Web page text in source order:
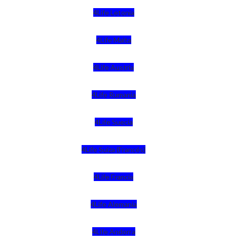
4Life Letonia
4Life Malta
4Life Austria
4Life Rumania
4Life Suecia
4Life Suiza (Francés)
4Life Francia
4Life Alemania
4Life Andorra